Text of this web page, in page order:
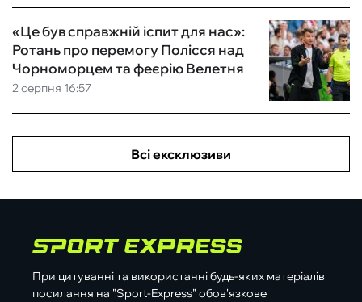
2 серпня 16:57
«Це був справжній іспит для нас»:
Ротань про перемогу Полісся над
Чорноморцем та феєрію Велетня
Всі ексклюзиви
При цитуванні та використанні будь-яких матеріалів
посилання на "Sport-Express" обов'язкове